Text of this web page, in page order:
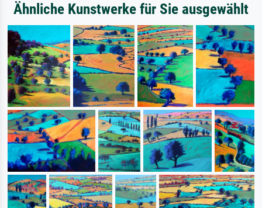
Ähnliche Kunstwerke für Sie ausgewählt